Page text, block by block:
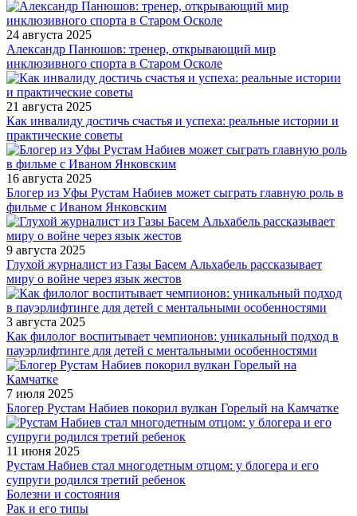
24 августа 2025
Александр Панюшов: тренер, открывающий мир
инклюзивного спорта в Старом Осколе
21 августа 2025
Как инвалиду достичь счастья и успеха: реальные истории и
практические советы
16 августа 2025
Блогер из Уфы Рустам Набиев может сыграть главную роль в
фильме с Иваном Янковским
9 августа 2025
Глухой журналист из Газы Басем Альхабель рассказывает
миру о войне через язык жестов
3 августа 2025
Как филолог воспитывает чемпионов: уникальный подход в
пауэрлифтинге для детей с ментальными особенностями
7 июля 2025
Блогер Рустам Набиев покорил вулкан Горелый на Камчатке
11 июня 2025
Рустам Набиев стал многодетным отцом: у блогера и его
супруги родился третий ребенок
Болезни и состояния
Рак и его типы